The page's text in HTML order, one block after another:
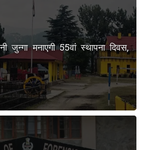
जुन्गा मनाएगी 55वां स्थापना दिवस,